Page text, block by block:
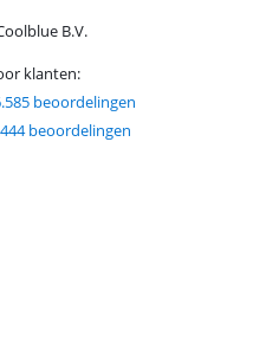
B.V.
klanten:
beoordelingen
beoordelingen